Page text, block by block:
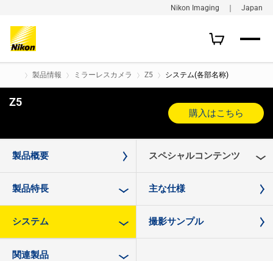
Nikon Imaging ｜ Japan
製品情報 ミラーレスカメラ Z5 システム(各部名称)
Z5
購入はこちら
製品概要 スペシャルコンテンツ
製品特長 主な仕様
システム 撮影サンプル
関連製品